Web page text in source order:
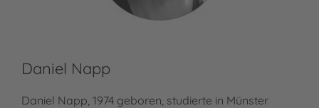
Daniel Napp
Daniel Napp, 1974 geboren, studierte in Münster